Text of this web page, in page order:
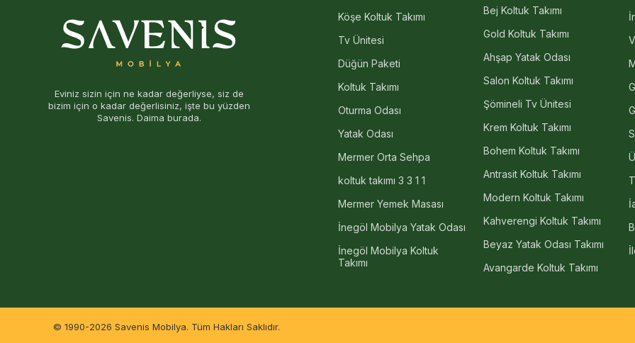
Eviniz sizin için ne kadar değerliyse, siz de
bizim için o kadar değerlisiniz, işte bu yüzden
Savenis. Daima burada.
Köşe Koltuk Takımı
Tv Ünitesi
Düğün Paketi
Koltuk Takımı
Oturma Odası
Yatak Odası
Mermer Orta Sehpa
koltuk takımı 3 3 1 1
Mermer Yemek Masası
İnegöl Mobilya Yatak Odası
İnegöl Mobilya Koltuk
Takımı
Bej Koltuk Takımı
Gold Koltuk Takımı
Ahşap Yatak Odası
Salon Koltuk Takımı
Şömineli Tv Ünitesi
Krem Koltuk Takımı
Bohem Koltuk Takımı
Antrasit Koltuk Takımı
Modern Koltuk Takımı
Kahverengi Koltuk Takımı
Beyaz Yatak Odası Takımı
Avangarde Koltuk Takımı
© 1990-2026 Savenis Mobilya. Tüm Hakları Saklıdır.